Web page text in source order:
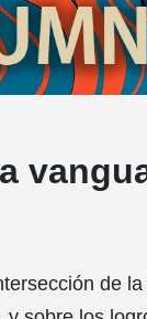
de